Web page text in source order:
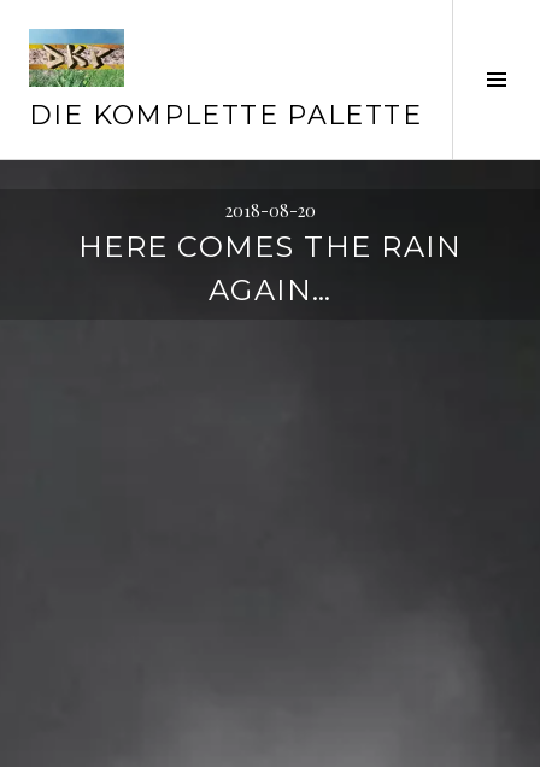
zum
Inhalt
DIE KOMPLETTE PALETTE
2018-08-20
HERE COMES THE RAIN
AGAIN…